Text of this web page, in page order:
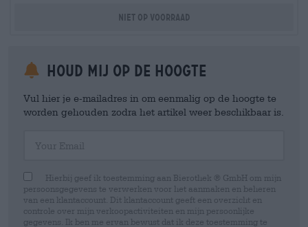
Niet op voorraad
Houd mij op de hoogte
Vul hier je e-mailadres in om eenmalig op de hoogte te
worden gehouden zodra het artikel weer beschikbaar is.
Hierbij geef ik toestemming aan Bierothek ® GmbH om mijn
persoonsgegevens te verwerken voor het aanmaken en beheren
van een klantaccount. Dit klantaccount geeft een overzicht en
controle over mijn verkoopactiviteiten en mijn persoonlijke
gegevens. Ik ben me ervan bewust dat ik deze toestemming te